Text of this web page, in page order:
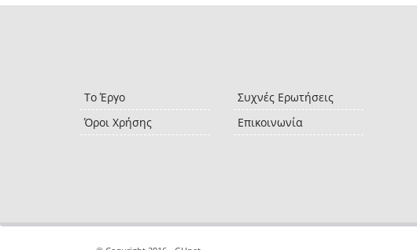
Το Έργο
Όροι Χρήσης
Συχνές Ερωτήσεις
Επικοινωνία